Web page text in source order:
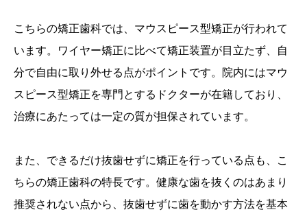
こちらの矯正歯科では、マウスピース型矯正が行われて
います。ワイヤー矯正に比べて矯正装置が目立たず、自
分で自由に取り外せる点がポイントです。院内にはマウ
スピース型矯正を専門とするドクターが在籍しており、
治療にあたっては一定の質が担保されています。
また、できるだけ抜歯せずに矯正を行っている点も、こ
ちらの矯正歯科の特長です。健康な歯を抜くのはあまり
推奨されない点から、抜歯せずに歯を動かす方法を基本